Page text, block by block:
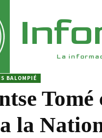
La
BALOMPIÉ
Tomé
la